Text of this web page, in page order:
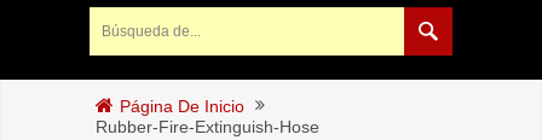
Página De Inicio
Rubber-Fire-Extinguish-Hose